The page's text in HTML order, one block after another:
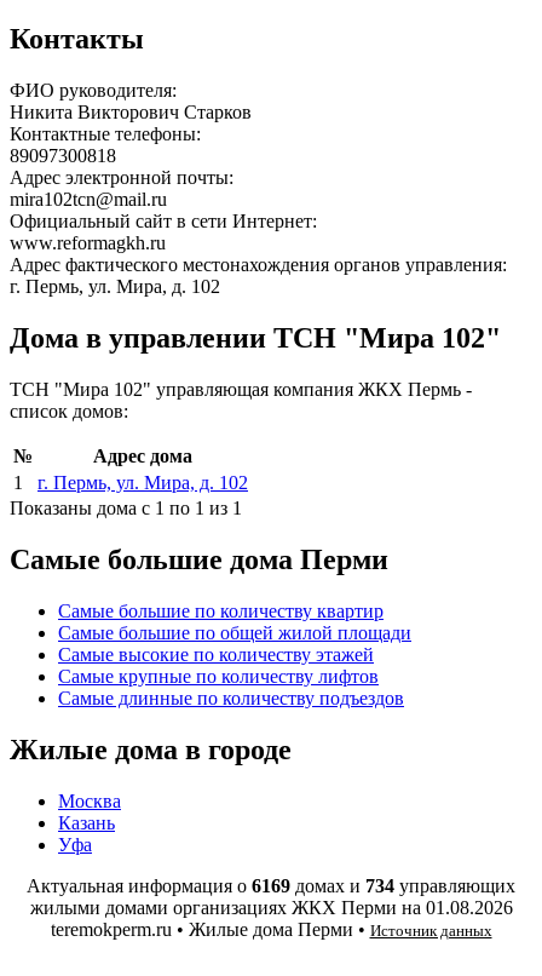
Контакты
ФИО руководителя:
Никита Викторович Старков
Контактные телефоны:
89097300818
Адрес электронной почты:
mira102tcn@mail.ru
Официальный сайт в сети Интернет:
www.reformagkh.ru
Адрес фактического местонахождения органов управления:
г. Пермь, ул. Мира, д. 102
Дома в управлении ТСН "Мира 102"
ТСН "Мира 102" управляющая компания ЖКХ Пермь -
список домов:
№
Адрес дома
1
г. Пермь, ул. Мира, д. 102
Показаны дома с 1 по 1 из 1
Самые большие дома Перми
Самые большие по количеству квартир
Самые большие по общей жилой площади
Самые высокие по количеству этажей
Самые крупные по количеству лифтов
Самые длинные по количеству подъездов
Жилые дома в городе
Москва
Казань
Уфа
Актуальная информация о 6169 домах и 734 управляющих
жилыми домами организациях ЖКХ Перми на 01.08.2026
teremokperm.ru • Жилые дома Перми • Источник данных